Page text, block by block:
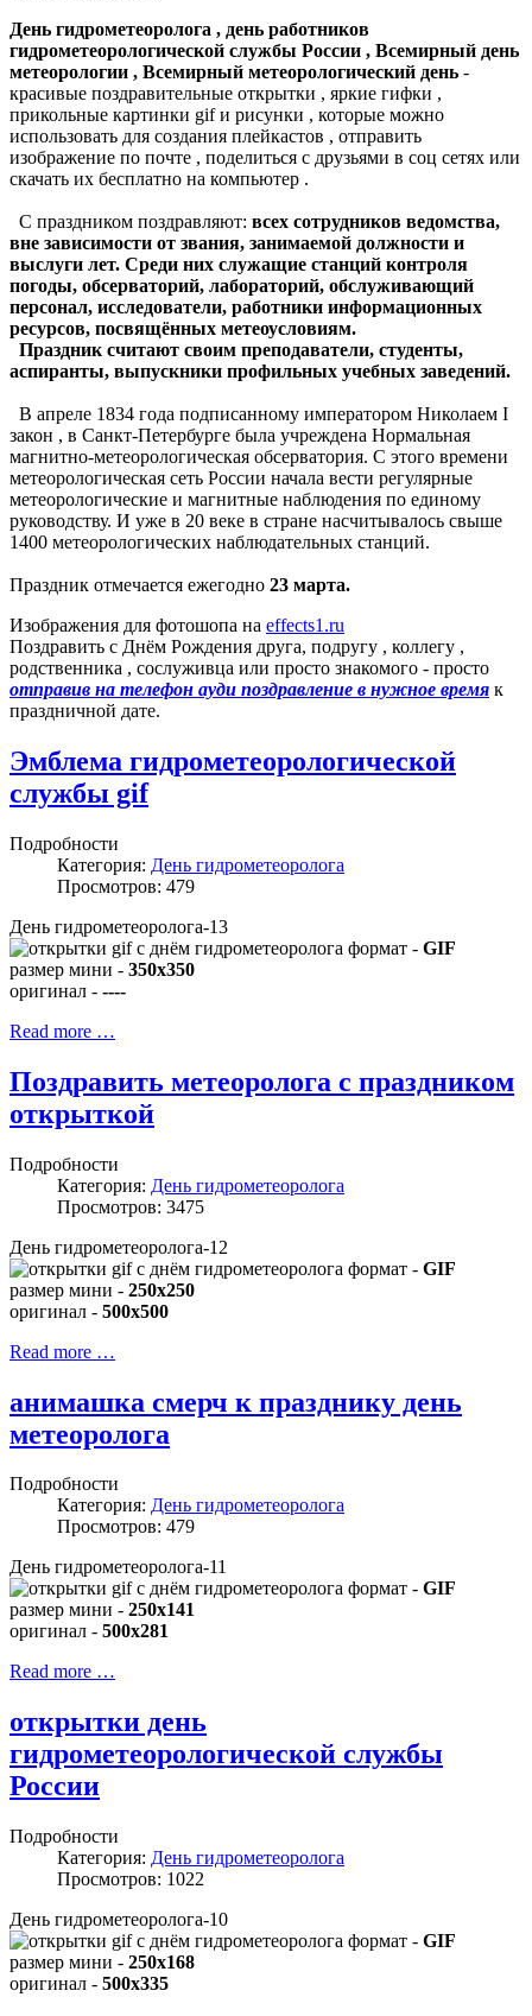
День гидрометеоролога , день работников
гидрометеорологической службы России , Всемирный день
метеорологии , Всемирный метеорологический день -
красивые поздравительные открытки , яркие гифки ,
прикольные картинки gif и рисунки , которые можно
использовать для создания плейкастов , отправить
изображение по почте , поделиться с друзьями в соц сетях или
скачать их бесплатно на компьютер .
С праздником поздравляют: всех сотрудников ведомства,
вне зависимости от звания, занимаемой должности и
выслуги лет. Среди них служащие станций контроля
погоды, обсерваторий, лабораторий, обслуживающий
персонал, исследователи, работники информационных
ресурсов, посвящённых метеоусловиям.
Праздник считают своим преподаватели, студенты,
аспиранты, выпускники профильных учебных заведений.
В апреле 1834 года подписанному императором Николаем I
закон , в Санкт-Петербурге была учреждена Нормальная
магнитно-метеорологическая обсерватория. С этого времени
метеорологическая сеть России начала вести регулярные
метеорологические и магнитные наблюдения по единому
руководству. И уже в 20 веке в стране насчитывалось свыше
1400 метеорологических наблюдательных станций.
Праздник отмечается ежегодно 23 марта.
Изображения для фотошопа на effects1.ru
Поздравить с Днём Рождения друга, подругу , коллегу ,
родственника , сослуживца или просто знакомого - просто
отправив на телефон ауди поздравление в нужное время к
праздничной дате.
Эмблема гидрометеорологической
службы gif
Подробности
Категория: День гидрометеоролога
Просмотров: 479
День гидрометеоролога-13
формат - GIF
размер мини - 350x350
оригинал - ----
Read more …
Поздравить метеоролога с праздником
открыткой
Подробности
Категория: День гидрометеоролога
Просмотров: 3475
День гидрометеоролога-12
формат - GIF
размер мини - 250x250
оригинал - 500x500
Read more …
анимашка смерч к празднику день
метеоролога
Подробности
Категория: День гидрометеоролога
Просмотров: 479
День гидрометеоролога-11
формат - GIF
размер мини - 250x141
оригинал - 500x281
Read more …
открытки день
гидрометеорологической службы
России
Подробности
Категория: День гидрометеоролога
Просмотров: 1022
День гидрометеоролога-10
формат - GIF
размер мини - 250x168
оригинал - 500x335